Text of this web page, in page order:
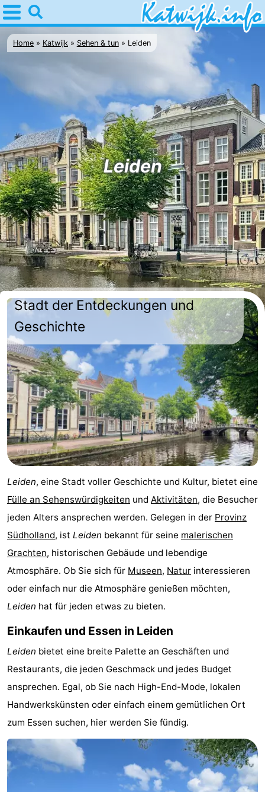
Home
Katwijk
Für
kindern
Übernachten
Appartements
Campingplätze
Ferienhäuser
-
De
Noordduinen
-
Duinrell
Hotels
Lastminutes
Strand
Sehen
&
tun
-
Museen
-
Denkmäler
-
Aussichtspunkte
Attraktionen
-
Rundfahrten
-
Spielplätze
-
Indoor-
Spielplätze
-
Experiences
Wellness-
Zentren
Dörfer
&
Natur
-
Radfahren
-
Home Katwijk Sehen & tun Leiden
Leiden
Stadt der Entdeckungen und
Geschichte
Leiden, eine Stadt voller Geschichte und Kultur, bietet eine
Fülle an Sehenswürdigkeiten und Aktivitäten, die Besucher
jeden Alters ansprechen werden. Gelegen in der Provinz
Südholland, ist Leiden bekannt für seine malerischen
Grachten, historischen Gebäude und lebendige
Atmosphäre. Ob Sie sich für Museen, Natur interessieren
oder einfach nur die Atmosphäre genießen möchten,
Leiden hat für jeden etwas zu bieten.
Einkaufen und Essen in Leiden
Leiden bietet eine breite Palette an Geschäften und
Restaurants, die jeden Geschmack und jedes Budget
ansprechen. Egal, ob Sie nach High-End-Mode, lokalen
Handwerkskünsten oder einfach einem gemütlichen Ort
zum Essen suchen, hier werden Sie fündig.